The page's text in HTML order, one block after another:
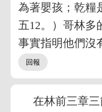
為著嬰孩；乾糧
五12。）哥林多
事實指明他們沒
在林前三章